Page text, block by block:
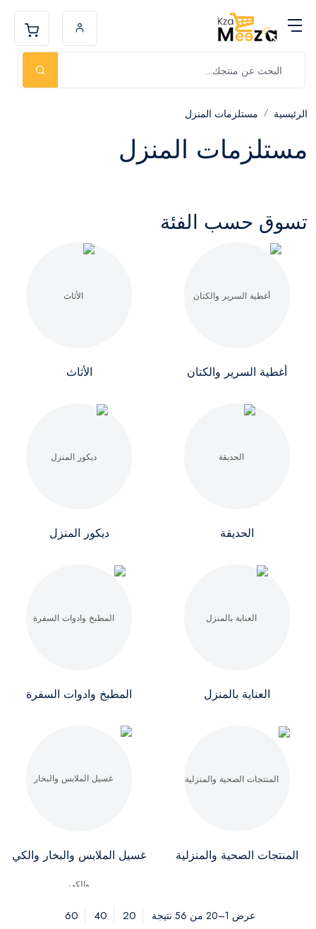
الرئيسية مستلزمات المنزل
مستلزمات المنزل
تسوق حسب الفئة
أغطية السرير والكتان الأثاث
الحديقة ديكور المنزل
العناية بالمنزل المطبخ وادوات السفرة
المنتجات الصحية والمنزلية غسيل الملابس والبخار والكي
عرض 1–20 من 56 نتيجة 20
40
60